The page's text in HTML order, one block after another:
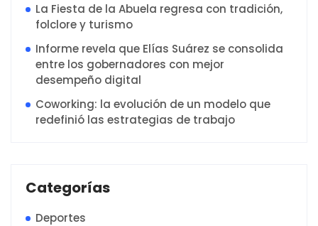
La Fiesta de la Abuela regresa con tradición,
folclore y turismo
Informe revela que Elías Suárez se consolida
entre los gobernadores con mejor
desempeño digital
Coworking: la evolución de un modelo que
redefinió las estrategias de trabajo
Categorías
Deportes